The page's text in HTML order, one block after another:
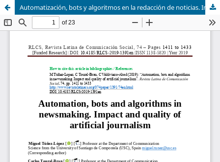
Automatización, bots y algoritmos en la redacción de noticias. Impacto y calidad del periodismo artificial